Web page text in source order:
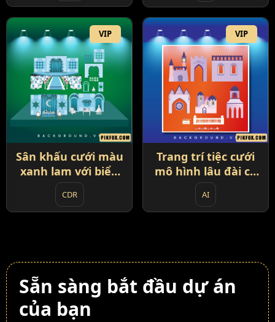
VIP
Sân khấu cưới màu
xanh lam với biểu
tượng mặt trăng
(94)
CDR
VIP
Trang trí tiệc cưới
mô hình lâu đài cổ
tích (95)
AI
Sẵn sàng bắt đầu dự án
của bạn